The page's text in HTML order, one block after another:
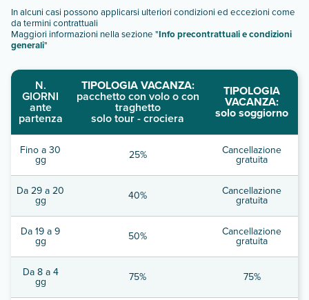
In alcuni casi possono applicarsi ulteriori condizioni ed eccezioni come
da termini contrattuali
Maggiori informazioni nella sezione "Info precontrattuali e condizioni
generali"
N.
GIORNI
ante
partenza
TIPOLOGIA VACANZA:
pacchetto con volo o con
traghetto
solo tour - crociera
TIPOLOGIA
VACANZA:
solo soggiorno
Fino a 30
gg 25% Cancellazione
gratuita
Da 29 a 20
gg 40% Cancellazione
gratuita
Da 19 a 9
gg 50% Cancellazione
gratuita
Da 8 a 4
gg 75% 75%